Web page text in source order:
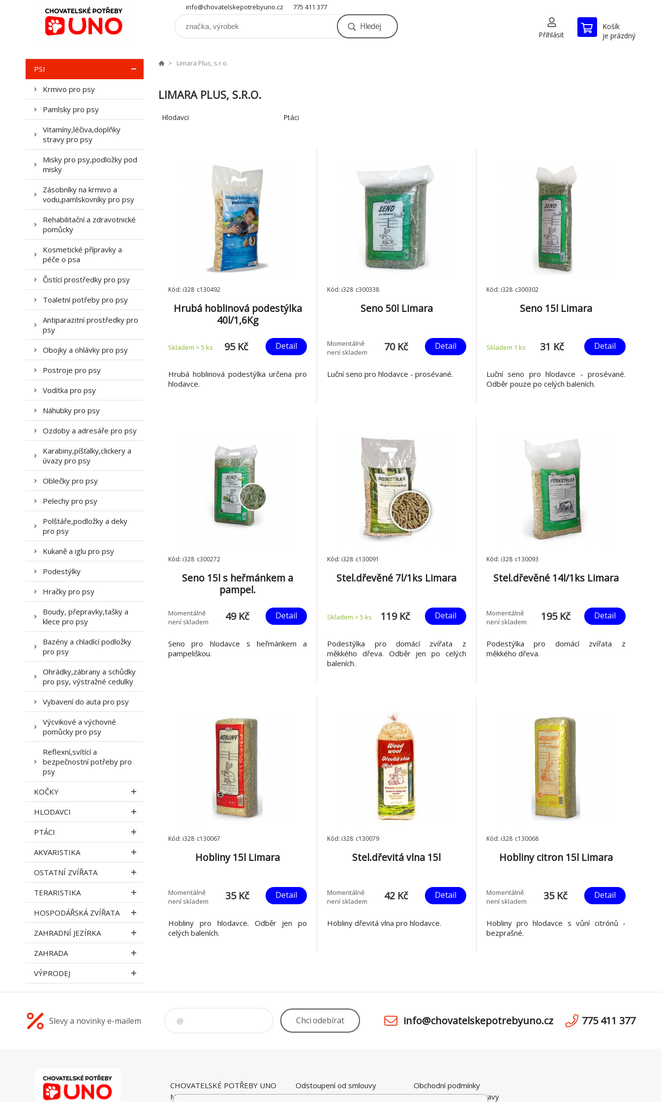
info@chovatelskepotrebyuno.cz 775 411 377
Hledej
Přihlásit
Košík
je prázdný
PSI
Krmivo pro psy
Pamlsky pro psy
Vitamíny,léčiva,doplňky
stravy pro psy
Misky pro psy,podložky pod
misky
Zásobníky na krmivo a
vodu,pamlskovníky pro psy
Rehabilitační a zdravotnické
pomůcky
Kosmetické přípravky a
péče o psa
Čistící prostředky pro psy
Toaletní potřeby pro psy
Antiparazitní prostředky pro
psy
Obojky a ohlávky pro psy
Postroje pro psy
Vodítka pro psy
Náhubky pro psy
Ozdoby a adresáře pro psy
Karabiny,píšťalky,clickery a
úvazy pro psy
Oblečky pro psy
Pelechy pro psy
Polštáře,podložky a deky
pro psy
Kukaně a iglu pro psy
Podestýlky
Hračky pro psy
Boudy, přepravky,tašky a
klece pro psy
Bazény a chladící podložky
pro psy
Ohrádky,zábrany a schůdky
pro psy, výstražné cedulky
Vybavení do auta pro psy
Výcvikové a výchovné
pomůcky pro psy
Reflexní,svítící a
bezpečnostní potřeby pro
psy
KOČKY
HLODAVCI
PTÁCI
AKVARISTIKA
OSTATNÍ ZVÍŘATA
TERARISTIKA
HOSPODÁŘSKÁ ZVÍŘATA
ZAHRADNÍ JEZÍRKA
ZAHRADA
VÝPRODEJ
Limara Plus, s.r.o.
LIMARA PLUS, S.R.O.
Hlodavci Ptáci
Kód: i328_c130492
Hrubá hoblinová podestýlka
40l/1,6Kg
Skladem > 5 ks 95 Kč Detail
Hrubá hoblinová podestýlka určena pro
hlodavce.
Kód: i328_c300338
Seno 50l Limara
Momentálně
není skladem
70 Kč Detail
Luční seno pro hlodavce - prosévané.
Kód: i328_c300302
Seno 15l Limara
Skladem 1 ks 31 Kč Detail
Luční seno pro hlodavce - prosévané.
Odběr pouze po celých baleních.
Kód: i328_c300272
Seno 15l s heřmánkem a
pampel.
Momentálně
není skladem
49 Kč Detail
Seno pro hlodavce s heřmánkem a
pampeliškou.
Kód: i328_c130091
Stel.dřevěné 7l/1ks Limara
Skladem > 5ks 119 Kč Detail
Podestýlka pro domácí zvířata z
měkkého dřeva. Odběr jen po celých
baleních.
Kód: i328_c130093
Stel.dřevěné 14l/1ks Limara
Momentálně
není skladem
195 Kč Detail
Podestýlka pro domácí zvířata z
měkkého dřeva.
Kód: i328_c130067
Hobliny 15l Limara
Momentálně
není skladem
35 Kč Detail
Hobliny pro hlodavce. Odběr jen po
celých baleních.
Kód: i328_c130079
Stel.dřevitá vlna 15l
Momentálně
není skladem
42 Kč Detail
Hobliny dřevitá vlna pro hlodavce.
Kód: i328_c130068
Hobliny citron 15l Limara
Momentálně
není skladem
35 Kč Detail
Hobliny pro hlodavce s vůní citrónů -
bezprašné.
Slevy a novinky e-mailem Chciodebírat info@chovatelskepotrebyuno.cz 775 411 377
CHOVATELSKÉ POTŘEBY UNO
Malé Heraltice 28
Odstoupení od smlouvy
Kamenná prodejna
Obchodní podmínky
Ceny a možnosti dopravy